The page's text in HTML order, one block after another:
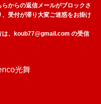
からの返信メールがブロックさ
受付が滞り大変ご迷惑をお掛け
は、koub77@gmail.com の受信
光舞